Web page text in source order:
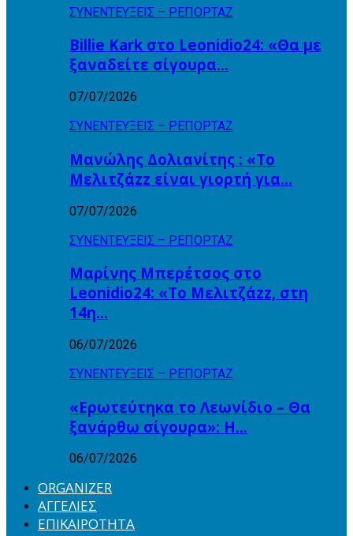
ΣΥΝΕΝΤΕΥΞΕΙΣ – ΡΕΠΟΡΤΑΖ
Billie Kark στο Leonidio24: «Θα με
ξαναδείτε σίγουρα…
07/07/2026
ΣΥΝΕΝΤΕΥΞΕΙΣ – ΡΕΠΟΡΤΑΖ
Μανώλης Δολιανίτης : «Το
Μελιτζάzz είναι γιορτή για…
07/07/2026
ΣΥΝΕΝΤΕΥΞΕΙΣ – ΡΕΠΟΡΤΑΖ
Μαρίνης Μπερέτσος στο
Leonidio24: «Το Μελιτζάzz, στη
14η…
06/07/2026
ΣΥΝΕΝΤΕΥΞΕΙΣ – ΡΕΠΟΡΤΑΖ
«Ερωτεύτηκα το Λεωνίδιο – Θα
ξανάρθω σίγουρα»: Η…
06/07/2026
ORGANIZER
ΑΓΓΕΛΙΕΣ
ΕΠΙΚΑΙΡΟΤΗΤΑ